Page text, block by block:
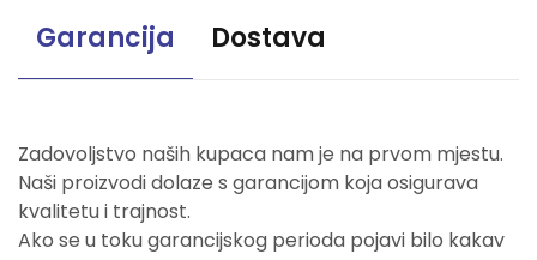
Garancija Dostava
Zadovoljstvo naših kupaca nam je na prvom mjestu.
Naši proizvodi dolaze s garancijom koja osigurava
kvalitetu i trajnost.
Ako se u toku garancijskog perioda pojavi bilo kakav